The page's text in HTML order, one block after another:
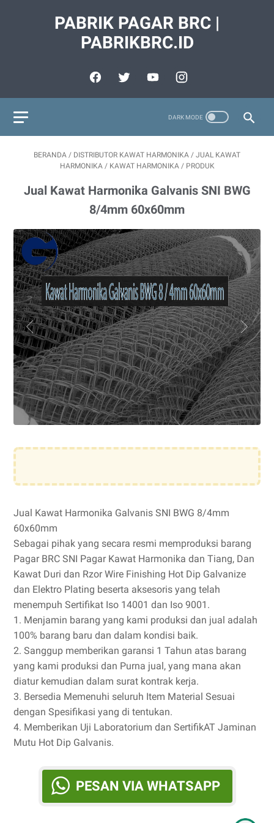
PABRIK PAGAR BRC |
PABRIKBRC.ID
BERANDA / DISTRIBUTOR KAWAT HARMONIKA / JUAL KAWAT
HARMONIKA / KAWAT HARMONIKA / PRODUK
Jual Kawat Harmonika Galvanis SNI BWG
8/4mm 60x60mm
Jual Kawat Harmonika Galvanis SNI BWG 8/4mm
60x60mm
Sebagai pihak yang secara resmi memproduksi barang
Pagar BRC SNI Pagar Kawat Harmonika dan Tiang, Dan
Kawat Duri dan Rzor Wire Finishing Hot Dip Galvanize
dan Elektro Plating beserta aksesoris yang telah
menempuh Sertifikat Iso 14001 dan Iso 9001.
1. Menjamin barang yang kami produksi dan jual adalah
100% barang baru dan dalam kondisi baik.
2. Sanggup memberikan garansi 1 Tahun atas barang
yang kami produksi dan Purna jual, yang mana akan
diatur kemudian dalam surat kontrak kerja.
3. Bersedia Memenuhi seluruh Item Material Sesuai
dengan Spesifikasi yang di tentukan.
4. Memberikan Uji Laboratorium dan SertifikAT Jaminan
Mutu Hot Dip Galvanis.
PESAN VIA WHATSAPP